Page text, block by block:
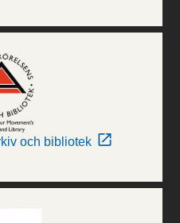
och bibliotek